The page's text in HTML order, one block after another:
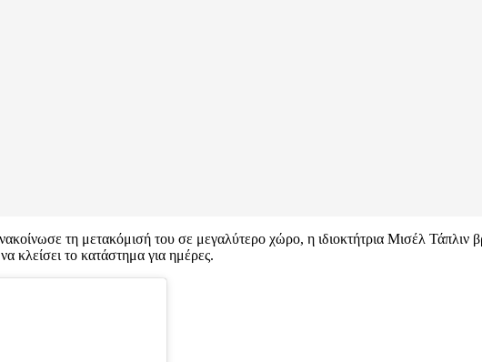
τη μετακόμισή του σε μεγαλύτερο χώρο, η ιδιοκτήτρια Μισέλ Τάπλιν
κλείσει το κατάστημα για ημέρες.